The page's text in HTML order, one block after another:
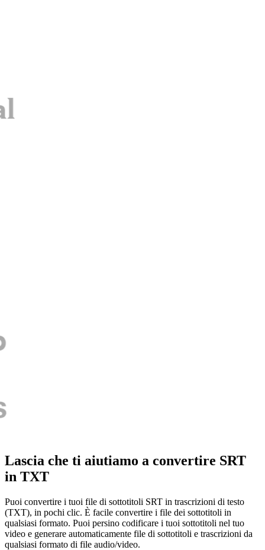
Lascia che ti aiutiamo a convertire SRT
in TXT
Puoi convertire i tuoi file di sottotitoli SRT in trascrizioni di testo
(TXT), in pochi clic. È facile convertire i file dei sottotitoli in
qualsiasi formato. Puoi persino codificare i tuoi sottotitoli nel tuo
video e generare automaticamente file di sottotitoli e trascrizioni da
qualsiasi formato di file audio/video.